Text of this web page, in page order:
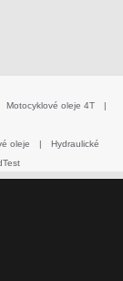
Motocyklové oleje 4T
|
oleje |
Hydraulické